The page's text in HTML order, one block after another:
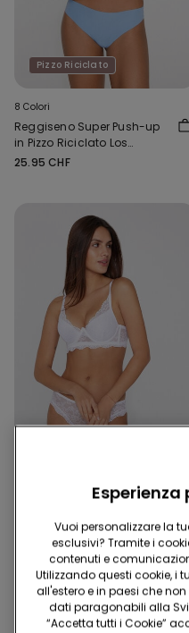
Pizzo Riciclato
8 Colori
Reggiseno Super Push-up
in Pizzo Riciclato Los
Angeles
25.95 CHF
in Pizzo Riciclato Malibù
25.95 CHF
Vuoi personalizzare la
esclusivi? Tramite i
contenuti e
Utilizzando questi cookie, i
all'estero e in paesi che
dati paragonabili alla
“Accetta tutti i Cookie”